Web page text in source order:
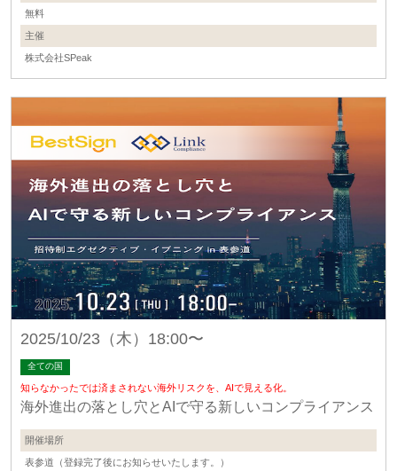
無料
主催
株式会社SPeak
2025/10/23（木）18:00〜
全ての国
知らなかったでは済まされない海外リスクを、AIで見える化。
海外進出の落とし穴とAIで守る新しいコンプライアンス
開催場所
表参道（登録完了後にお知らせいたします。）